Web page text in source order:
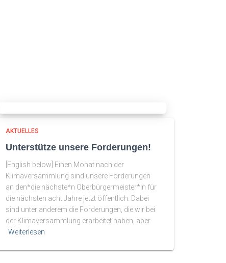
AKTUELLES
Unterstütze unsere Forderungen!
[English below] Einen Monat nach der
Klimaversammlung sind unsere Forderungen
an den*die nächste*n Oberbürgermeister*in für
die nächsten acht Jahre jetzt öffentlich. Dabei
sind unter anderem die Forderungen, die wir bei
der Klimaversammlung erarbeitet haben, aber
Weiterlesen